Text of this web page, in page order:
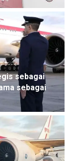
sebagai
sebagai